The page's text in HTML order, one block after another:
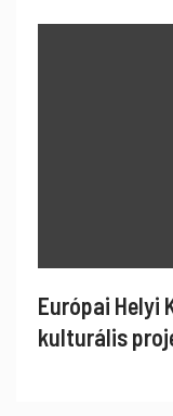
Európai Helyi
kulturális